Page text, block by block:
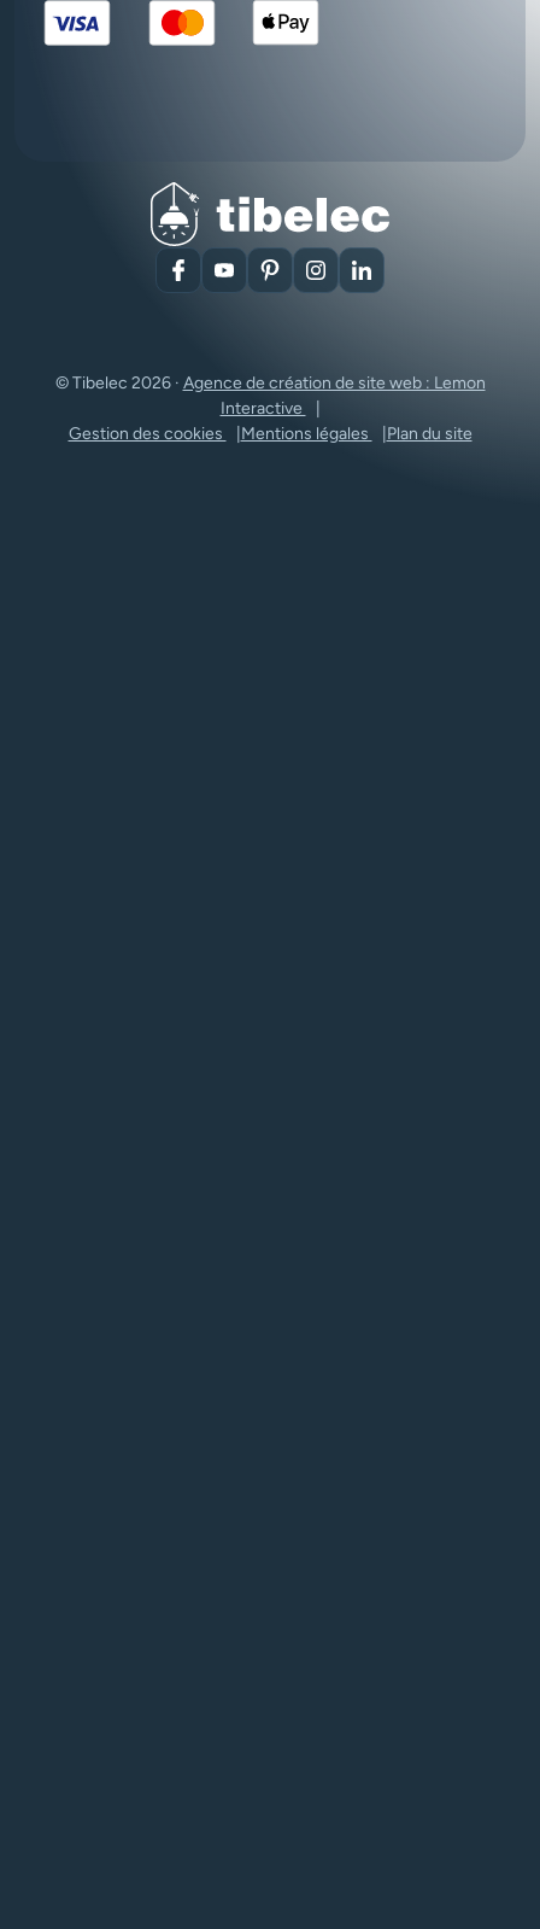
FacebookYouTubePinterestInstagramLinkedIn
© Tibelec 2026 · Agence de création de site web : Lemon
Interactive
Gestion des cookies
Mentions légales Plan du site